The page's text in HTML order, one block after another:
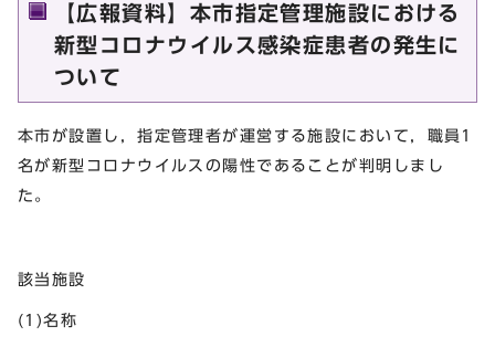
【広報資料】本市指定管理施設における
新型コロナウイルス感染症患者の発生に
ついて
本市が設置し，指定管理者が運営する施設において，職員1
名が新型コロナウイルスの陽性であることが判明しまし
た。
該当施設
(1)名称